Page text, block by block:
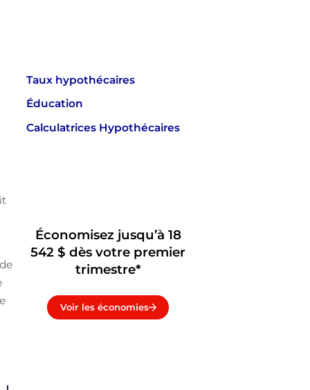
de
Taux hypothécaires
Éducation
Calculatrices Hypothécaires
Économisez jusqu’à 18
542 $ dès votre premier
trimestre*
Voir les économies